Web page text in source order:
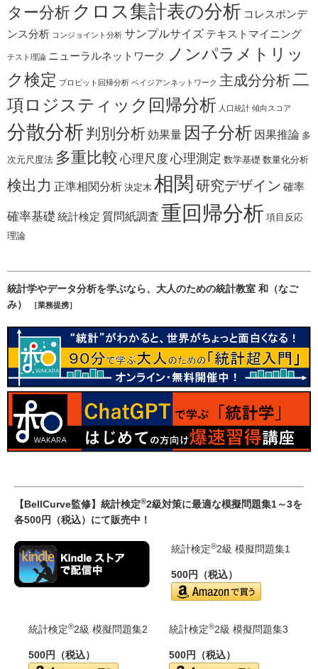
ター分析 クロス集計表の分析 コレスポンデ
ンス分析 コンジョイント分析 サンプルサイズ テキストマイニング
テスト理論 ニューラルネットワーク
ノンパラメトリッ
ク検定 プロビット回帰分析 ベイジアンネットワーク 主成分分析二
項ロジスティック回帰分析 人口統計 傾向スコア
分散分析 判別分析効果量 因子分析 因果推論 多
次元尺度法 多重比較 心理尺度心理測定 数学基礎 数量化分析
検出力 正準相関分析 決定木 相関 研究デザイン 確率
確率基礎 統計検定 質問紙調査 重回帰分析 項目反応
理論
統計学やデータ分析を学ぶなら、大人のための統計教室 和（なご
み）
［業務提携］
【BellCurve監修】統計検定®2級対策に最適な模擬問題集1～3を
各500円（税込）にて販売中！
統計検定®2級 模擬問題集1
500円（税込）
統計検定®2級 模擬問題集2
500円（税込）
統計検定®2級 模擬問題集3
500円（税込）